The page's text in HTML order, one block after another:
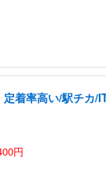
着率高い/駅チカ
円